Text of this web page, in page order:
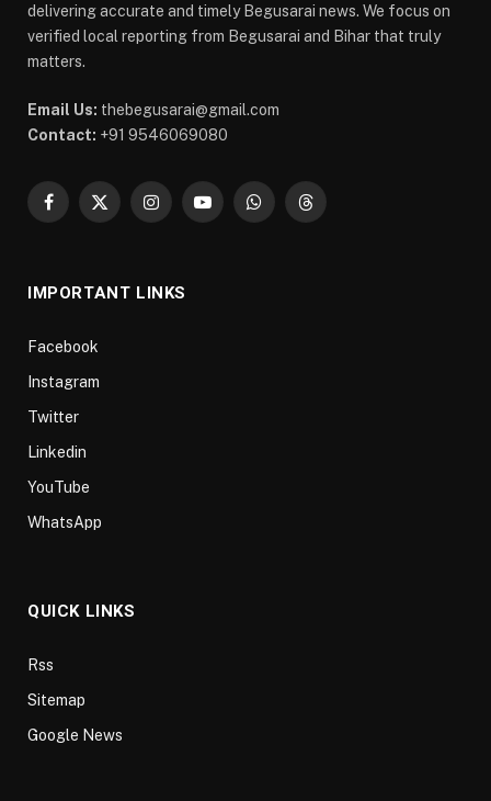
delivering accurate and timely Begusarai news. We focus on
verified local reporting from Begusarai and Bihar that truly
matters.
Email Us: thebegusarai@gmail.com
Contact: +91 9546069080
Facebook
X
InstagramYouTubeWhatsAppThreads
IMPORTANT LINKS
Facebook
Instagram
Twitter
Linkedin
YouTube
WhatsApp
QUICK LINKS
Rss
Sitemap
Google News